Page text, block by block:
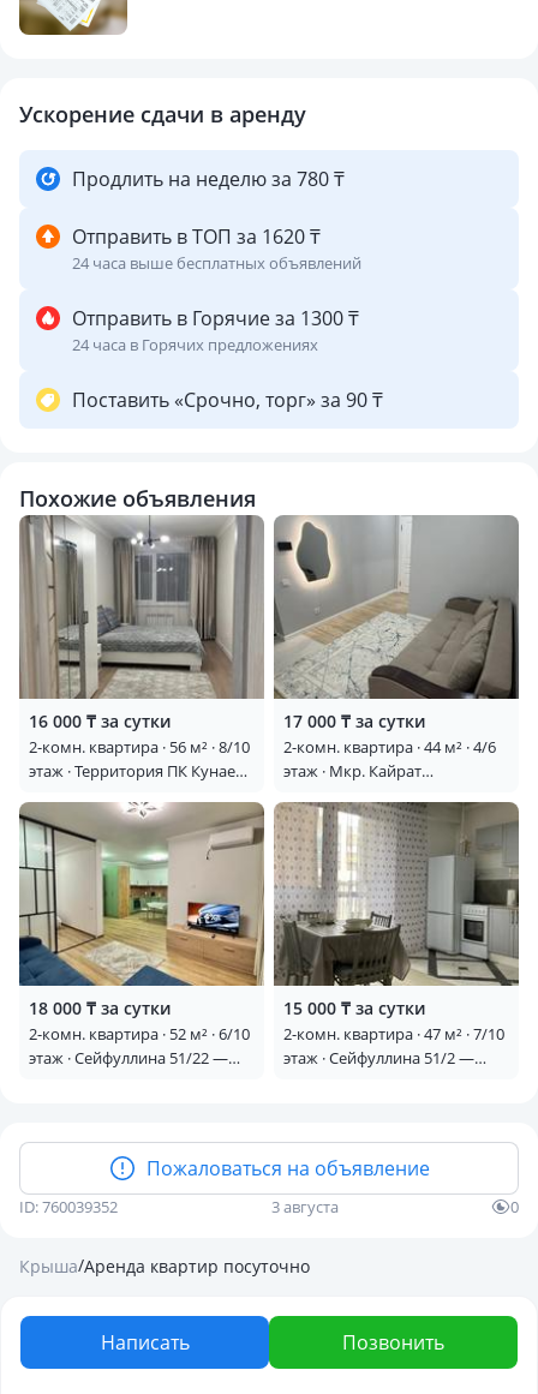
Ускорение сдачи в аренду
Продлить на неделю за 780 ₸
Отправить в ТОП за 1620 ₸
24 часа выше бесплатных объявлений
Отправить в Горячие за 1300 ₸
24 часа в Горячих предложениях
Поставить «Срочно, торг» за 90 ₸
Похожие объявления
16 000 ₸ за сутки
2-комн. квартира · 56 м² · 8/10
этаж · Территория ПК Кунаева
17 000 ₸ за сутки
2-комн. квартира · 44 м² · 4/6
этаж · Мкр. Кайрат
18 000 ₸ за сутки
2-комн. квартира · 52 м² · 6/10
этаж · Сейфуллина 51/22 —
15 000 ₸ за сутки
2-комн. квартира · 47 м² · 7/10
этаж · Сейфуллина 51/2 —
Пожаловаться на объявление
ID: 760039352 3 августа 0
Крыша/Аренда квартир посуточно
Написать Позвонить